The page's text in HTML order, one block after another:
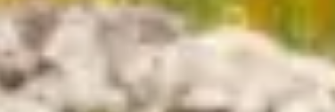
« Le miel est un